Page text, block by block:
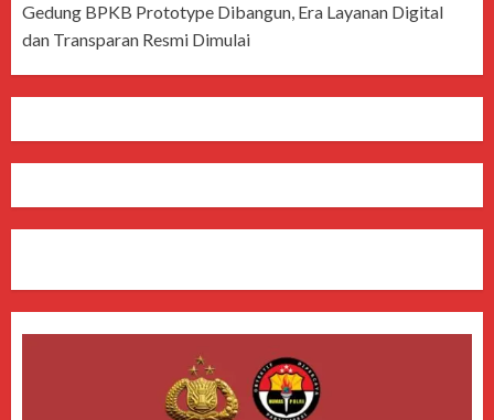
Gedung BPKB Prototype Dibangun, Era Layanan Digital
dan Transparan Resmi Dimulai